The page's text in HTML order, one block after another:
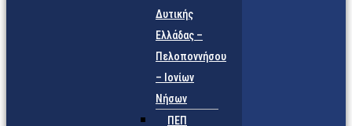
Δυτικής
Ελλάδας –
Πελοποννήσου
– Ιονίων
Νήσων
ΠΕΠ